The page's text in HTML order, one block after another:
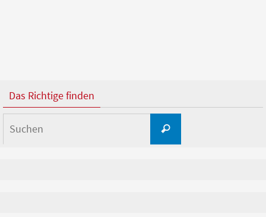
Das Richtige finden
Suchen